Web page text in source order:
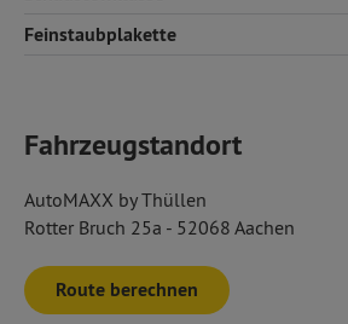
Feinstaubplakette
Fahrzeugstandort
AutoMAXX by Thüllen
Rotter Bruch 25a - 52068 Aachen
Route berechnen